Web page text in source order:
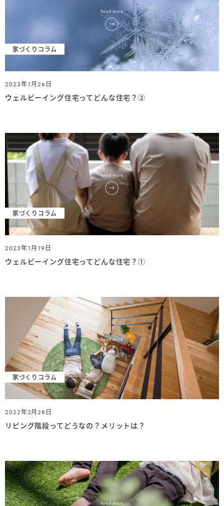
家づくりコラム
2023年1月26日
ウェルビーイング住宅ってどんな住宅？②
家づくりコラム
2023年1月19日
ウェルビーイング住宅ってどんな住宅？①
家づくりコラム
2022年2月28日
リビング階段ってどうなの？メリットは？